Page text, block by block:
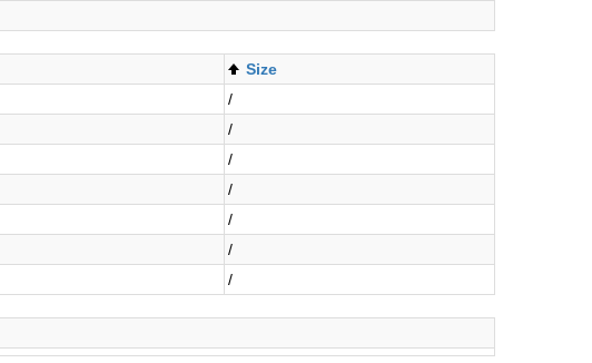
Size
/
/
/
/
/
/
/